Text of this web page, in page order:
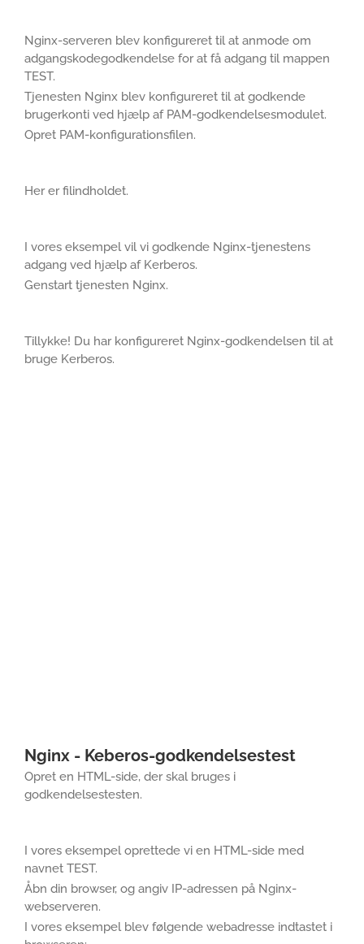
Nginx-serveren blev konfigureret til at anmode om
adgangskodegodkendelse for at få adgang til mappen
TEST.
Tjenesten Nginx blev konfigureret til at godkende
brugerkonti ved hjælp af PAM-godkendelsesmodulet.
Opret PAM-konfigurationsfilen.
Her er filindholdet.
I vores eksempel vil vi godkende Nginx-tjenestens
adgang ved hjælp af Kerberos.
Genstart tjenesten Nginx.
Tillykke! Du har konfigureret Nginx-godkendelsen til at
bruge Kerberos.
Nginx - Keberos-godkendelsestest
Opret en HTML-side, der skal bruges i
godkendelsestesten.
I vores eksempel oprettede vi en HTML-side med
navnet TEST.
Åbn din browser, og angiv IP-adressen på Nginx-
webserveren.
I vores eksempel blev følgende webadresse indtastet i